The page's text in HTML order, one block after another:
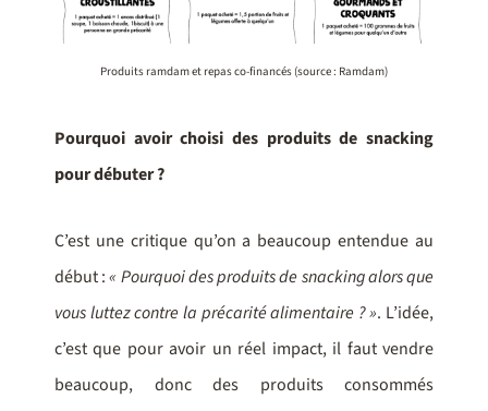
Produits ramdam et repas co-financés (source : Ramdam)
Pourquoi avoir choisi des produits de snacking
pour débuter ?
C’est une critique qu’on a beaucoup entendue au
début :« Pourquoi des produits de snacking alors que
vous luttez contre la précarité alimentaire ? ». L’idée,
c’est que pour avoir un réel impact, il faut vendre
beaucoup, donc des produits consommés